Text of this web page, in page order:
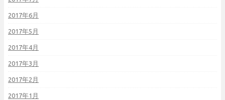
2017年6月
2017年5月
2017年4月
2017年3月
2017年2月
2017年1月